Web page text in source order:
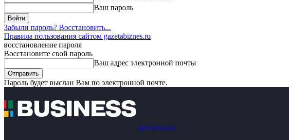
Ваш пароль
Забыли пароль? Восстановить...
Правила пользования сайтом gazetabiznes.ru
восстановление пароля
Восстановите свой пароль
Ваш адрес электронной почты
Пароль будет выслан Вам по электронной почте.
BUSINESS